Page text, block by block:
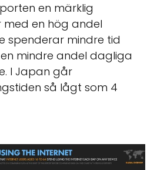
en märklig
med en hög andel
spenderar mindre tid
mindre andel dagliga
I Japan går
så lågt som 4